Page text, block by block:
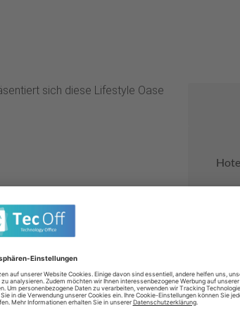
sich diese Lifestyle Oase